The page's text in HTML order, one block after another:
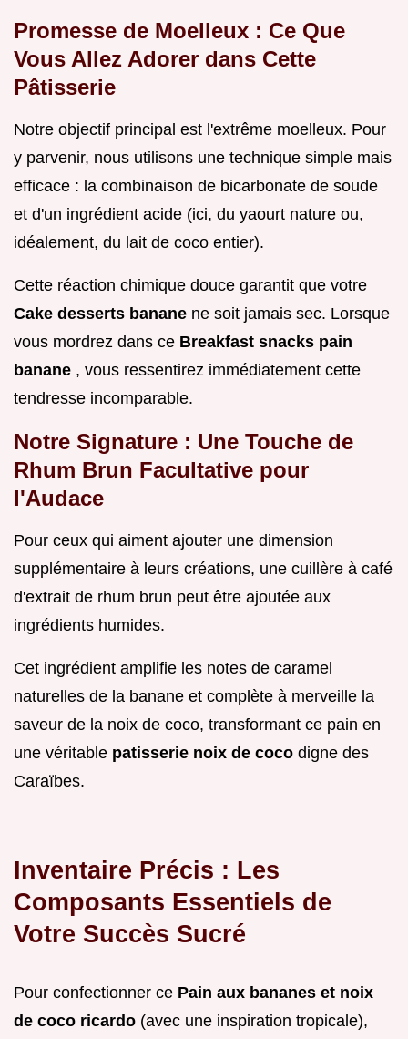
Promesse de Moelleux : Ce Que
Vous Allez Adorer dans Cette
Pâtisserie
Notre objectif principal est l'extrême moelleux. Pour
y parvenir, nous utilisons une technique simple mais
efficace : la combinaison de bicarbonate de soude
et d'un ingrédient acide (ici, du yaourt nature ou,
idéalement, du lait de coco entier).
Cette réaction chimique douce garantit que votre
Cake desserts banane ne soit jamais sec. Lorsque
vous mordrez dans ce Breakfast snacks pain
banane , vous ressentirez immédiatement cette
tendresse incomparable.
Notre Signature : Une Touche de
Rhum Brun Facultative pour
l'Audace
Pour ceux qui aiment ajouter une dimension
supplémentaire à leurs créations, une cuillère à café
d'extrait de rhum brun peut être ajoutée aux
ingrédients humides.
Cet ingrédient amplifie les notes de caramel
naturelles de la banane et complète à merveille la
saveur de la noix de coco, transformant ce pain en
une véritable patisserie noix de coco digne des
Caraïbes.
Inventaire Précis : Les
Composants Essentiels de
Votre Succès Sucré
Pour confectionner ce Pain aux bananes et noix
de coco ricardo (avec une inspiration tropicale),